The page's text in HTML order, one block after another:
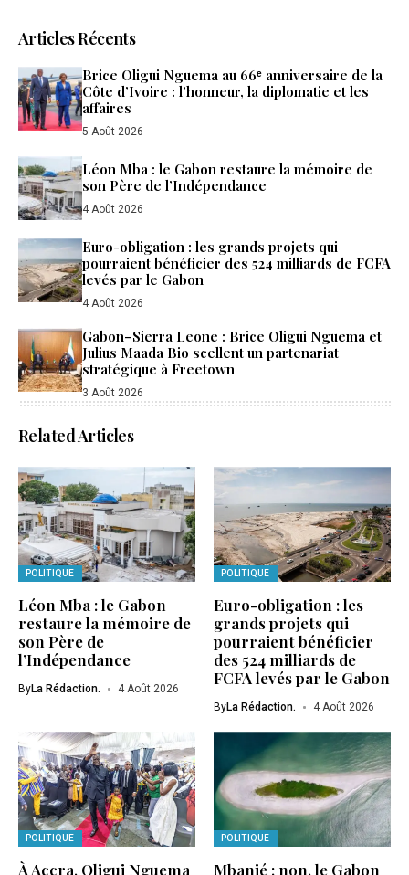
Articles Récents
Brice Oligui Nguema au 66ᵉ anniversaire de la
Côte d’Ivoire : l’honneur, la diplomatie et les
affaires
5 Août 2026
Léon Mba : le Gabon restaure la mémoire de
son Père de l’Indépendance
4 Août 2026
Euro-obligation : les grands projets qui
pourraient bénéficier des 524 milliards de FCFA
levés par le Gabon
4 Août 2026
Gabon–Sierra Leone : Brice Oligui Nguema et
Julius Maada Bio scellent un partenariat
stratégique à Freetown
3 Août 2026
Related Articles
POLITIQUE
Léon Mba : le Gabon
restaure la mémoire de
son Père de
l’Indépendance
ByLa Rédaction. 4 Août 2026
POLITIQUE
Euro-obligation : les
grands projets qui
pourraient bénéficier
des 524 milliards de
FCFA levés par le Gabon
ByLa Rédaction. 4 Août 2026
POLITIQUE
À Accra, Oligui Nguema
POLITIQUE
Mbanié : non, le Gabon